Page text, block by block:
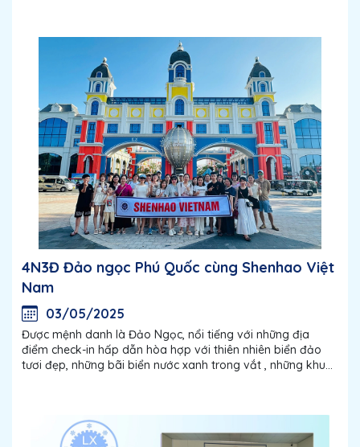
4N3Đ Đảo ngọc Phú Quốc cùng Shenhao Việt
Nam
03/05/2025
Được mệnh danh là Đảo Ngọc, nổi tiếng với những địa
điểm check-in hấp dẫn hòa hợp với thiên nhiên biển đảo
tươi đẹp, những bãi biển nước xanh trong vắt , những khu